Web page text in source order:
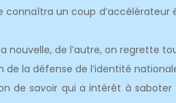
connaîtra un coup
nouvelle, de l’autre, on regrette
de la défense de l’identité
de savoir qui a intérêt à